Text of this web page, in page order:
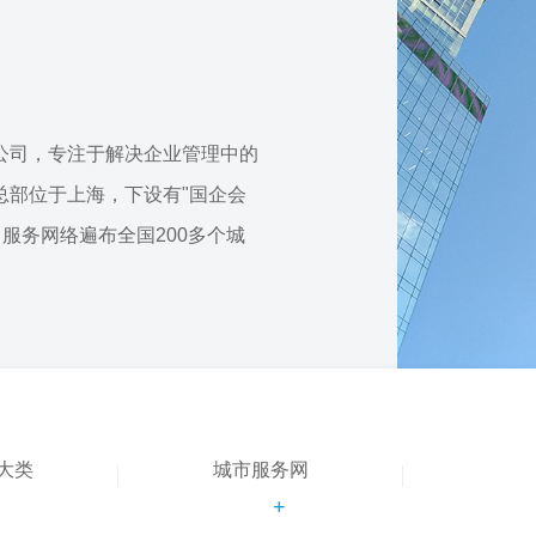
，专注于解决企业管理中的
部位于上海，下设有"国企会
务网络遍布全国200多个城
类 城市服务网
+